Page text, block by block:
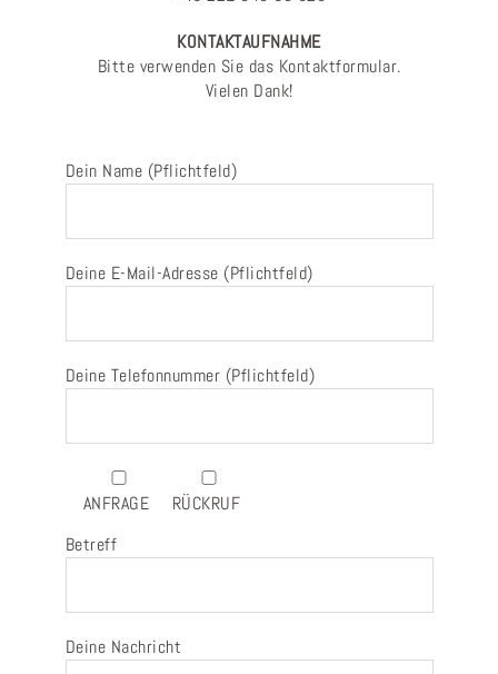
KONTAKTAUFNAHME
Bitte verwenden Sie das Kontaktformular.
Vielen Dank!
Dein Name (Pflichtfeld)
Deine E-Mail-Adresse (Pflichtfeld)
Deine Telefonnummer (Pflichtfeld)
ANFRAGE
RÜCKRUF
Betreff
Deine Nachricht